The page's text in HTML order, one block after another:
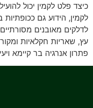
כיצד פלט לקמין יכול
לקמין, הידוע גם
לדלקים מאובנים
עץ, שאריות חקלאיות
פתרון אנרגיה בר קיימא